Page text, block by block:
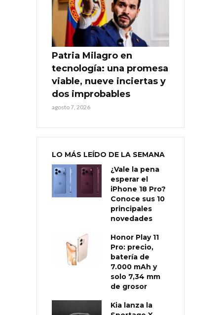
Patria Milagro en
tecnología: una promesa
viable, nueve inciertas y
dos improbables
agosto 7, 2026
LO MÁS LEÍDO DE LA SEMANA
¿Vale la pena
esperar el
iPhone 18 Pro?
Conoce sus 10
principales
novedades
Honor Play 11
Pro: precio,
batería de
7.000 mAh y
solo 7,34 mm
de grosor
Kia lanza la